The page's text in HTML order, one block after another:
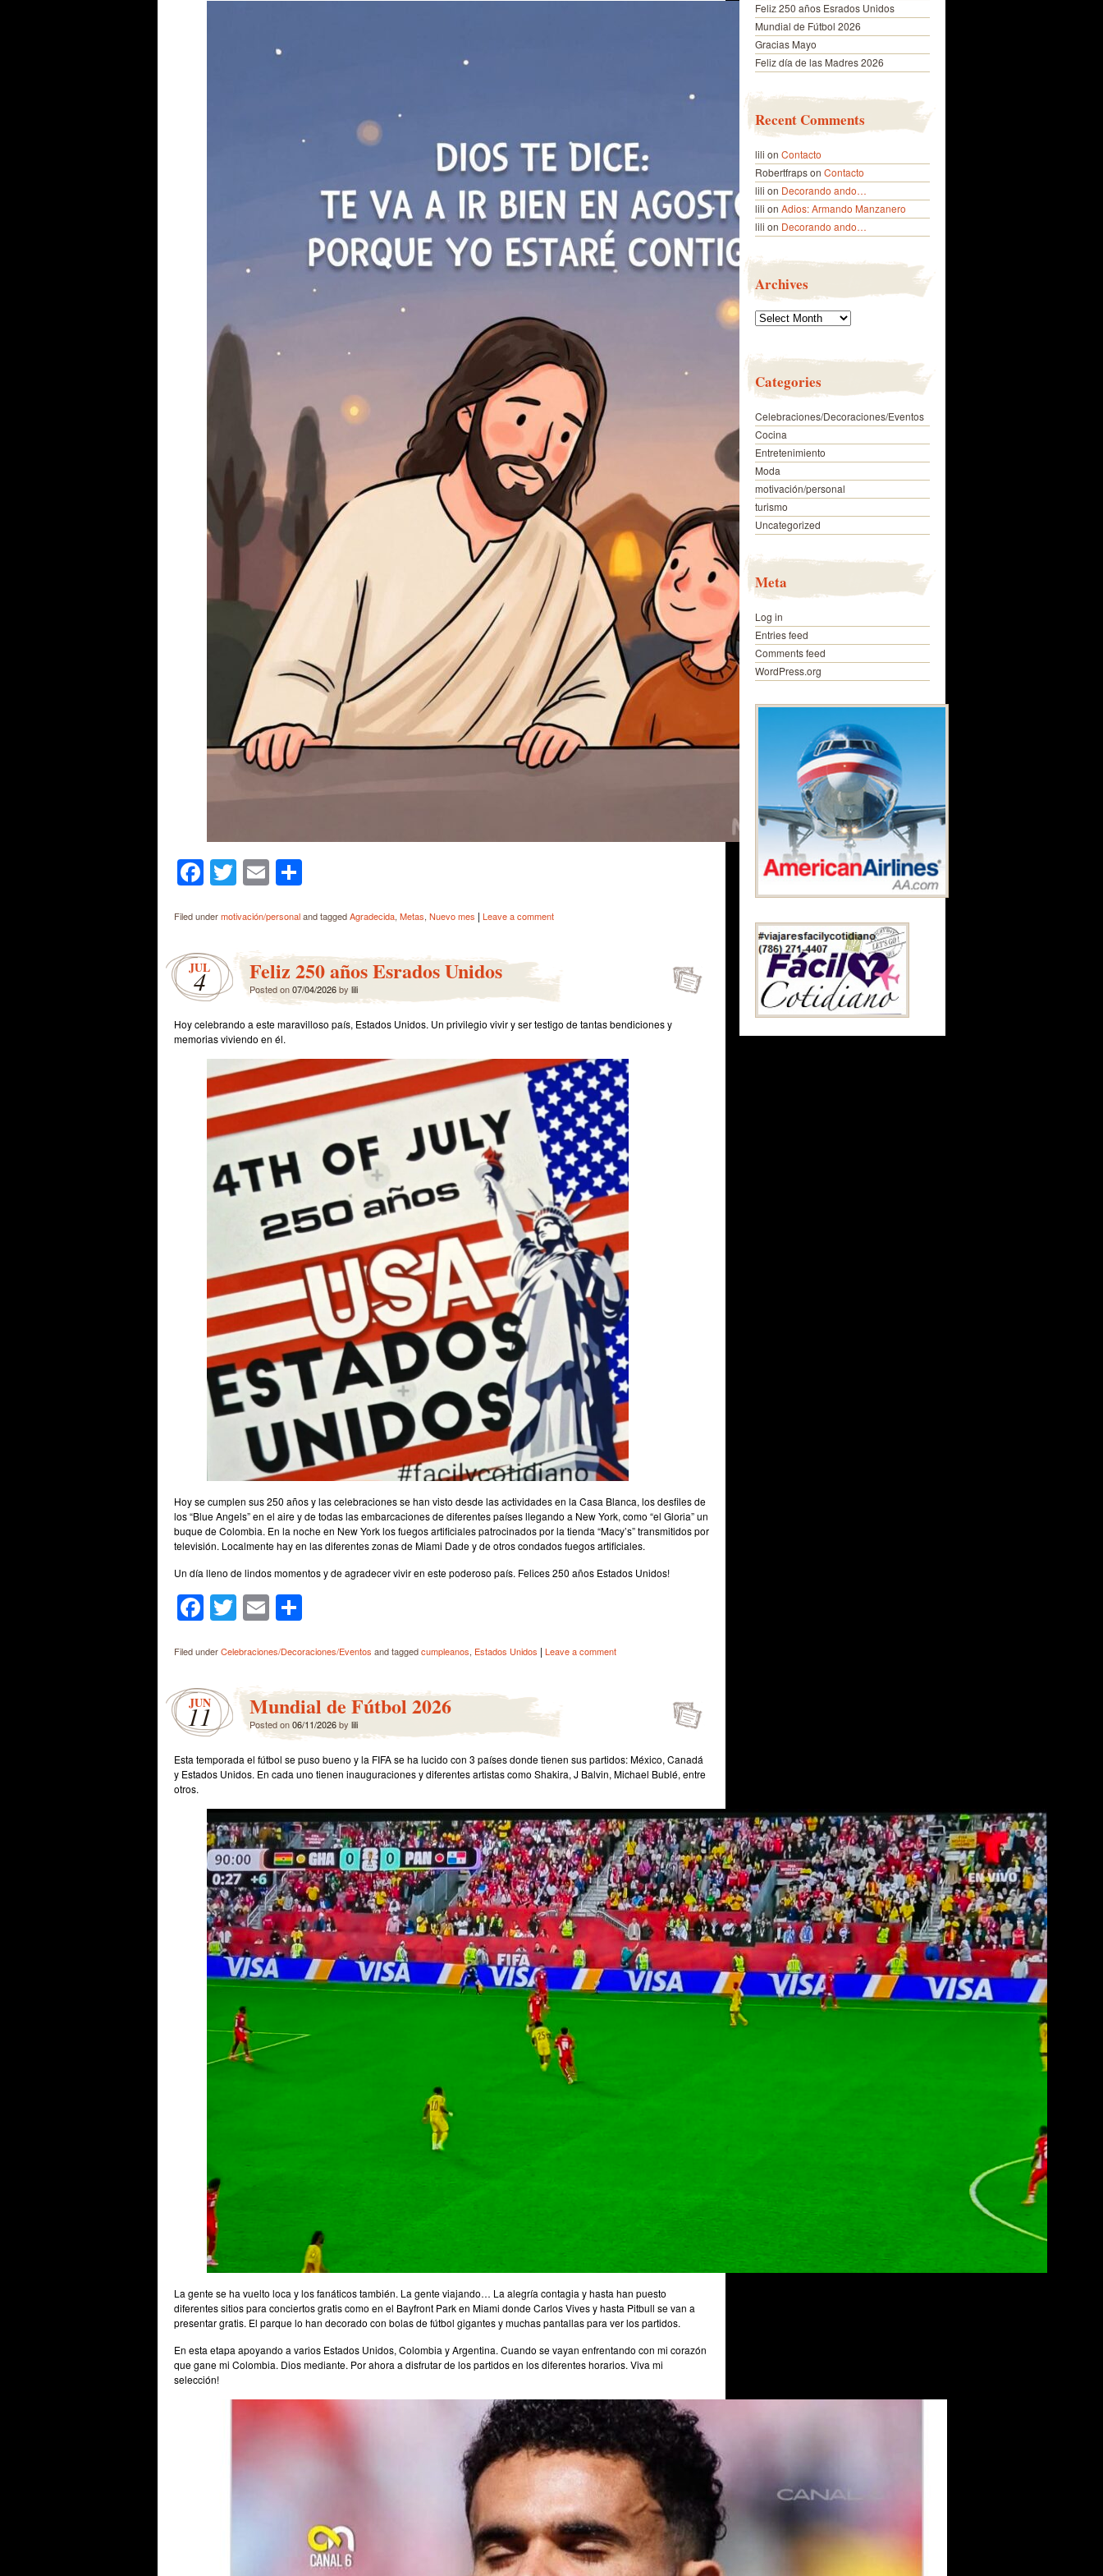
Facebook
Twitter
Email
Filed undermotivación/personaland taggedAgradecida, Metas, Nuevo mes | Leave a comment
JUL
4 Feliz 250 años Esrados Unidos
Posted on07/04/2026by lili
Hoy celebrando a este maravilloso país, Estados Unidos. Un privilegio vivir y ser testigo de tantas bendiciones y
memorias viviendo en él.
Hoy se cumplen sus 250 años y las celebraciones se han visto desde las actividades en la Casa Blanca, los desfiles de
los “Blue Angels” en el aire y de todas las embarcaciones de diferentes países llegando a New York, como “el Gloria” un
buque de Colombia. En la noche en New York los fuegos artificiales patrocinados por la tienda “Macy’s” transmitidos por
televisión. Localmente hay en las diferentes zonas de Miami Dade y de otros condados fuegos artificiales.
Un día lleno de lindos momentos y de agradecer vivir en este poderoso país. Felices 250 años Estados Unidos!
Facebook
Twitter
Email
Filed underCelebraciones/Decoraciones/Eventos and taggedcumpleanos, Estados Unidos | Leave a comment
JUN
11 Mundial de Fútbol 2026
Posted on06/11/2026by lili
Esta temporada el fútbol se puso bueno y la FIFA se ha lucido con 3 países donde tienen sus partidos: México, Canadá
y Estados Unidos. En cada uno tienen inauguraciones y diferentes artistas como Shakira, J Balvin, Michael Bublé, entre
otros.
La gente se ha vuelto loca y los fanáticos también. La gente viajando… La alegría contagia y hasta han puesto
diferentes sitios para conciertos gratis como en el Bayfront Park en Miami donde Carlos Vives y hasta Pitbull se van a
presentar gratis. El parque lo han decorado con bolas de fútbol gigantes y muchas pantallas para ver los partidos.
En esta etapa apoyando a varios Estados Unidos, Colombia y Argentina. Cuando se vayan enfrentando con mi corazón
que gane mi Colombia. Dios mediante. Por ahora a disfrutar de los partidos en los diferentes horarios. Viva mi
selección!
Feliz 250 años Esrados Unidos
Mundial de Fútbol 2026
Gracias Mayo
Feliz día de las Madres 2026
Recent Comments
lili on Contacto
Robertfrapson Contacto
lili on Decorando ando…
lili on Adios: Armando Manzanero
lili on Decorando ando…
Archives
Archives
Categories
Celebraciones/Decoraciones/Eventos
Cocina
Entretenimiento
Moda
motivación/personal
turismo
Uncategorized
Meta
Log in
Entries feed
Comments feed
WordPress.org